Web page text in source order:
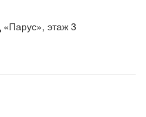
этаж 3